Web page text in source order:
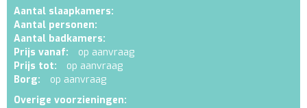
Aantal slaapkamers:
Aantal personen:
Aantal badkamers:
Prijs vanaf:
op aanvraag
Prijs tot:
op aanvraag
Borg:
op aanvraag
Overige voorzieningen: